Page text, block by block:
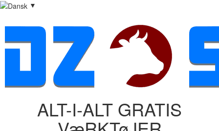
▼
ALT-I-ALT GRATIS